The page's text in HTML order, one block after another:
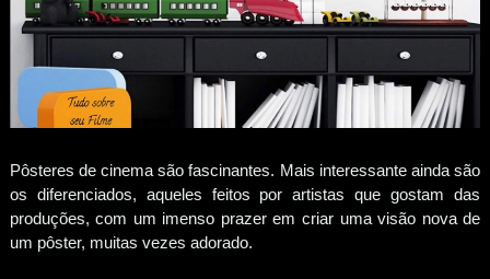
Pôsteres de cinema são fascinantes. Mais interessante ainda são
os diferenciados, aqueles feitos por artistas que gostam das
produções, com um imenso prazer em criar uma visão nova de
um pôster, muitas vezes adorado.